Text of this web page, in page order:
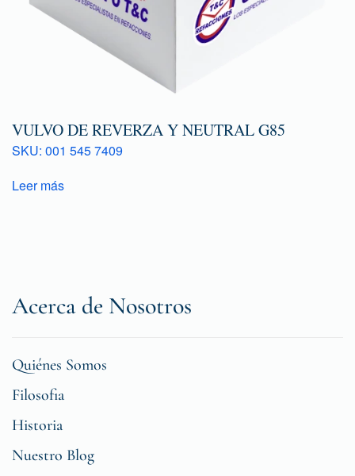
VULVO DE REVERZA Y NEUTRAL G85
SKU: 001 545 7409
Leer más
Acerca de Nosotros
Quiénes Somos
Filosofia
Historia
Nuestro Blog